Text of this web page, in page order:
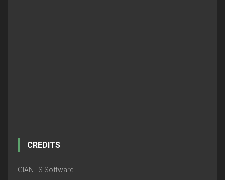
CREDITS
GIANTS Software